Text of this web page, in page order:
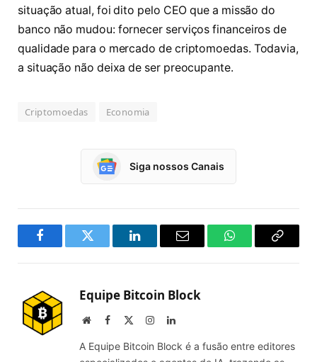
situação atual, foi dito pelo CEO que a missão do
banco não mudou: fornecer serviços financeiros de
qualidade para o mercado de criptomoedas. Todavia,
a situação não deixa de ser preocupante.
Criptomoedas Economia
Siga nossos Canais
FacebookTwitter LinkedInEmail WhatsAppCopy
Equipe Bitcoin Block
WebsiteFacebook InstagramLinkedIn
A Equipe Bitcoin Block é a fusão entre editores